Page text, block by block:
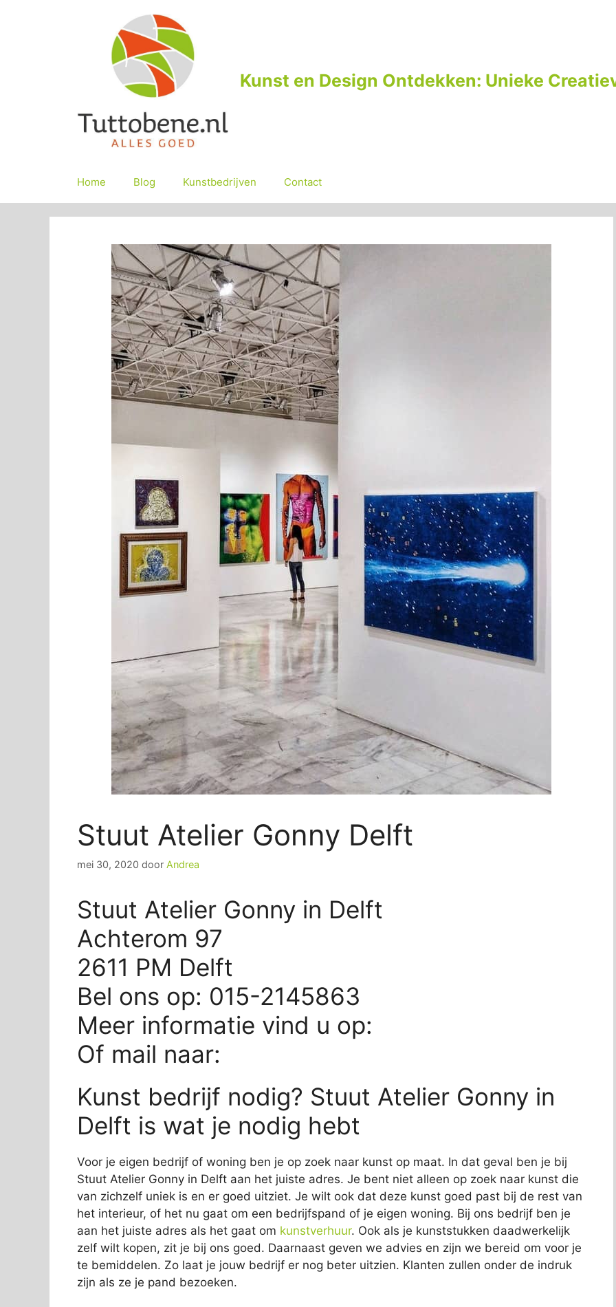
Kunst en Design Ontdekken: Unieke
Home Blog Kunstbedrijven Contact
Stuut Atelier Gonny Delft
mei 30, 2020 door Andrea
Stuut Atelier Gonny in Delft
Achterom 97
2611 PM Delft
Bel ons op: 015-2145863
Meer informatie vind u op:
Of mail naar:
Kunst bedrijf nodig? Stuut Atelier Gonny in
Delft is wat je nodig hebt
Voor je eigen bedrijf of woning ben je op zoek naar kunst op maat. In dat geval ben je bij
Stuut Atelier Gonny in Delft aan het juiste adres. Je bent niet alleen op zoek naar kunst die
van zichzelf uniek is en er goed uitziet. Je wilt ook dat deze kunst goed past bij de rest van
het interieur, of het nu gaat om een bedrijfspand of je eigen woning. Bij ons bedrijf ben je
aan het juiste adres als het gaat om kunstverhuur. Ook als je kunststukken daadwerkelijk
zelf wilt kopen, zit je bij ons goed. Daarnaast geven we advies en zijn we bereid om voor je
te bemiddelen. Zo laat je jouw bedrijf er nog beter uitzien. Klanten zullen onder de indruk
zijn als ze je pand bezoeken.